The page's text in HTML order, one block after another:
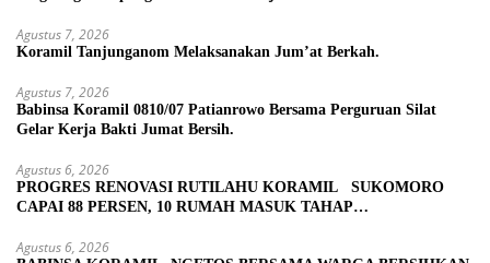
Agustus 7, 2026
Koramil Tanjunganom Melaksanakan Jum’at Berkah.
Agustus 7, 2026
Babinsa Koramil 0810/07 Patianrowo Bersama Perguruan Silat
Gelar Kerja Bakti Jumat Bersih.
Agustus 6, 2026
PROGRES RENOVASI RUTILAHU KORAMIL SUKOMORO
CAPAI 88 PERSEN, 10 RUMAH MASUK TAHAP
Agustus 6, 2026